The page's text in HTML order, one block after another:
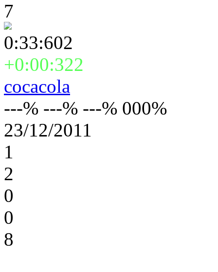
7
0:33:602
+0:00:322
cocacola
---% ---% ---% 000%
23/12/2011
1
2
0
0
8